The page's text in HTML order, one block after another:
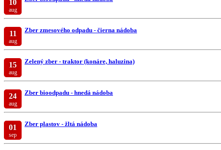
10
aug
11
aug
Zber zmesového odpadu - čierna nádoba
15
aug
Zelený zber - traktor (konáre, haluzina)
24
aug
Zber bioodpadu - hnedá nádoba
01
sep
Zber plastov - žltá nádoba